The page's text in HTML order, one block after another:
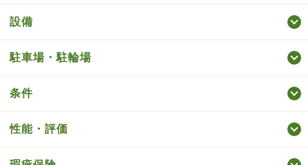
設備
駐車場・駐輪場
条件
性能・評価